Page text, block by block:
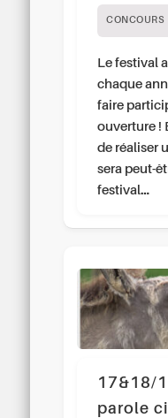
CONCOURS
Le festival
chaque
faire
ouverture !
de réaliser
sera peut-
festival…
17&18/
parole